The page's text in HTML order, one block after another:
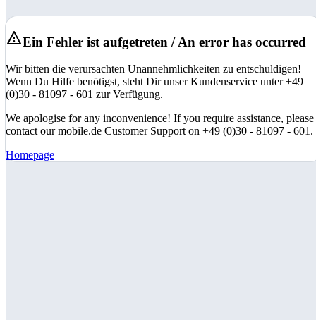
Ein Fehler ist aufgetreten / An error has occurred
Wir bitten die verursachten Unannehmlichkeiten zu entschuldigen!
Wenn Du Hilfe benötigst, steht Dir unser Kundenservice unter +49
(0)30 - 81097 - 601 zur Verfügung.
We apologise for any inconvenience! If you require assistance, please
contact our mobile.de Customer Support on +49 (0)30 - 81097 - 601.
Homepage